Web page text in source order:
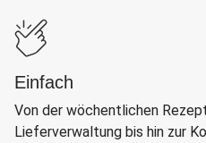
Einfach
Von der wöchentlichen
Lieferverwaltung bis hin zur